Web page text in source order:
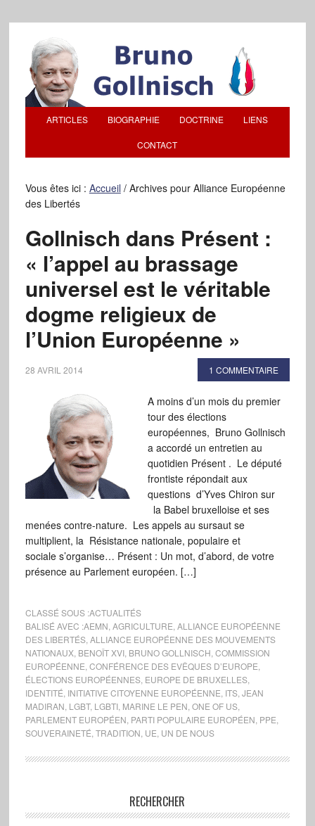
ARTICLES BIOGRAPHIE DOCTRINE LIENS
CONTACT
Vous êtes ici : Accueil /Archives pour Alliance Européenne
des Libertés
Gollnisch dans Présent :
« l’appel au brassage
universel est le véritable
dogme religieux de
l’Union Européenne »
28 AVRIL 2014 1 COMMENTAIRE
A moins d’un mois du premier
tour des élections
européennes, Bruno Gollnisch
a accordé un entretien au
quotidien Présent . Le député
frontiste répondait aux
questions d’Yves Chiron sur
la Babel bruxelloise et ses
menées contre-nature. Les appels au sursaut se
multiplient, la Résistance nationale, populaire et
sociale s’organise… Présent : Un mot, d’abord, de votre
présence au Parlement européen. […]
CLASSÉ SOUS :ACTUALITÉS
BALISÉ AVEC :AEMN AGRICULTURE ALLIANCE EUROPÉENNE
DES LIBERTÉS, ALLIANCE EUROPÉENNE DES MOUVEMENTS
NATIONAUX, BENOÎT XVI, BRUNO GOLLNISCH COMMISSION
EUROPÉENNE CONFÉRENCE DES EVÊQUES D’EUROPE
ÉLECTIONS EUROPÉENNES, EUROPE DE BRUXELLES,
IDENTITÉ INITIATIVE CITOYENNE EUROPÉENNE ITS, JEAN
MADIRAN LGBT, LGBTI, MARINE LE PEN ONE OF US,
PARLEMENT EUROPÉEN PARTI POPULAIRE EUROPÉEN PPE
SOUVERAINETÉ TRADITION UE UN DE NOUS
RECHERCHER